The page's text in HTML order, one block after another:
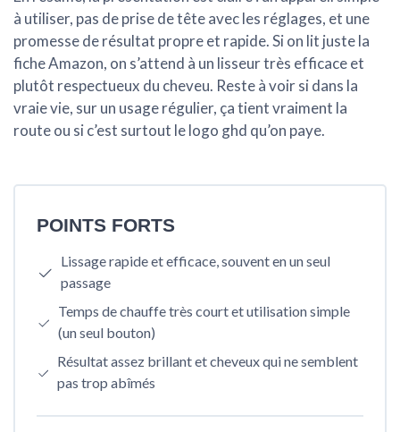
à utiliser, pas de prise de tête avec les réglages, et une
promesse de résultat propre et rapide. Si on lit juste la
fiche Amazon, on s’attend à un lisseur très efficace et
plutôt respectueux du cheveu. Reste à voir si dans la
vraie vie, sur un usage régulier, ça tient vraiment la
route ou si c’est surtout le logo ghd qu’on paye.
POINTS FORTS
Lissage rapide et efficace, souvent en un seul
passage
Temps de chauffe très court et utilisation simple
(un seul bouton)
Résultat assez brillant et cheveux qui ne semblent
pas trop abîmés